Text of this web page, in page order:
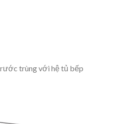
trùng với hệ tủ bếp